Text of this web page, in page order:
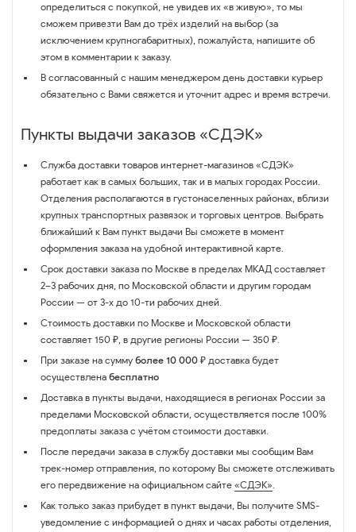
определиться с покупкой, не увидев их «в живую», то мы
сможем привезти Вам до трёх изделий на выбор (за
исключением крупногабаритных), пожалуйста, напишите об
этом в комментарии к заказу.
В согласованный с нашим менеджером день доставки курьер
обязательно с Вами свяжется и уточнит адрес и время встречи.
Пункты выдачи заказов «СДЭК»
Служба доставки товаров интернет-магазинов «СДЭК»
работает как в самых больших, так и в малых городах России.
Отделения располагаются в густонаселенных районах, вблизи
крупных транспортных развязок и торговых центров. Выбрать
ближайший к Вам пункт выдачи Вы сможете в момент
оформления заказа на удобной интерактивной карте.
Срок доставки заказа по Москве в пределах МКАД составляет
2–3 рабочих дня, по Московской области и другим городам
России — от 3-х до 10-ти рабочих дней.
Стоимость доставки по Москве и Московской области
составляет 150 ₽, в другие регионы России — 350 ₽.
При заказе на сумму более 10 000 ₽ доставка будет
осуществлена бесплатно
Доставка в пункты выдачи, находящиеся в регионах России за
пределами Московской области, осуществляется после 100%
предоплаты заказа с учётом стоимости доставки.
После передачи заказа в службу доставки мы сообщим Вам
трек-номер отправления, по которому Вы сможете отслеживать
его передвижение на официальном сайте «СДЭК».
Как только заказ прибудет в пункт выдачи, Вы получите SMS-
уведомление с информацией о днях и часах работы отделения,